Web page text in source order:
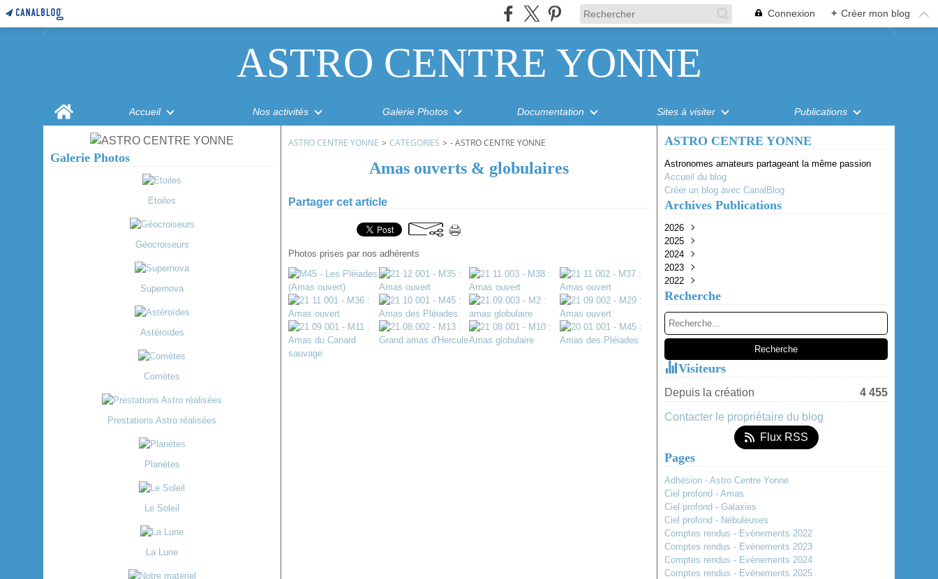
Connexion + Créer mon blog
ASTRO CENTRE YONNE
Home
Accueil
Nos activités Galerie Photos Documentation Sites à visiter Publications
Galerie Photos
Etoiles
Géocroiseurs
Supernova
Astéroïdes
Comètes
Prestations Astro réalisées
Planètes
Le Soleil
La Lune
ASTRO CENTRE YONNE > CATEGORIES > - ASTRO CENTRE YONNE
Amas ouverts & globulaires
Partager cet article
Photos prises par nos adhérents
ASTRO CENTRE YONNE
Astronomes amateurs partageant la même passion
Accueil du blog
Créer un blog avec CanalBlog
Archives Publications
2026
Août
Juillet
Juin
Mai(2)
Avril(1)
Mars(1)
Janvier(2)
2025
Octobre
Juillet
Juin
Mai(4)
Avril(1)
2024
Juillet
Juin
Avril(1)
2023
Octobre
Août(2)
Juin(1)
2022
Octobre(2)
Septembre(1)
Recherche
Visiteurs
Depuis la création 4 455
Contacter le propriétaire du blog
Flux RSS
Pages
Adhésion - Astro Centre Yonne
Ciel profond - Amas
Ciel profond - Galaxies
Ciel profond - Nébuleuses
Comptes rendus - Evènements 2022
Comptes rendus - Evènements 2023
Comptes rendus - Evènements 2024
Comptes rendus - Evènements 2025